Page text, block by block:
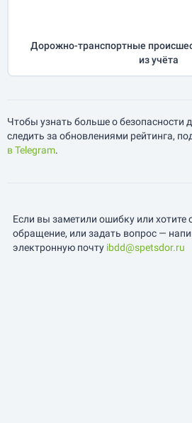
Дорожно-транспортные
из учёта
Чтобы узнать больше о безопасности
следить за обновлениями рейтинга,
в Telegram.
Если вы заметили ошибку или хотите
обращение, или задать вопрос —
электронную почту ibdd@spetsdor.ru